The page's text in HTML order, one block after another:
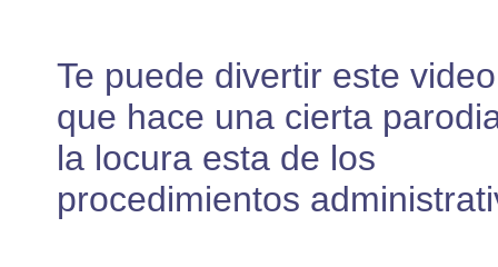
Te puede divertir este
que hace una cierta
la locura esta de los
procedimientos